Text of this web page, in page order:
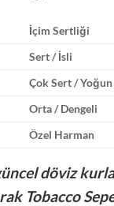
İçim Sertliği
Sert / İsli
Çok Sert / Yoğun
Orta / Dengeli
Özel Harman
döviz
Tobacco